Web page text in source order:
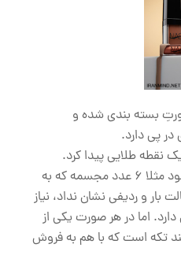
بسته بندی شده و
پی دارد.
نقطه طلایی پیدا کرد.
معمولا پیدا کردنِ راهی که بشود مثلا 6 عدد مجسمه که به
و ردیفی نشان نداد، نیاز
اما در هر صورت یکی از
چند تکه است که با هم به فروش